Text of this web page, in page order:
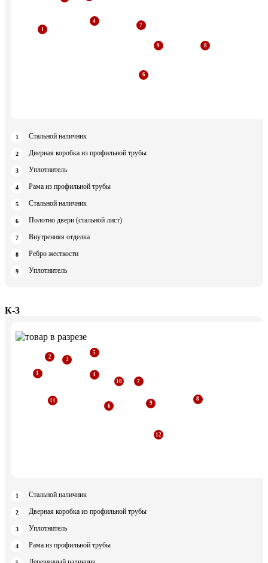
Стальной наличник
Дверная коробка из профильной трубы
Уплотнитель
Рама из профильной трубы
Стальной наличник
Полотно двери (стальной лист)
Внутренняя отделка
Ребро жесткости
Уплотнитель
К-3
Стальной наличник
Дверная коробка из профильной трубы
Уплотнитель
Рама из профильной трубы